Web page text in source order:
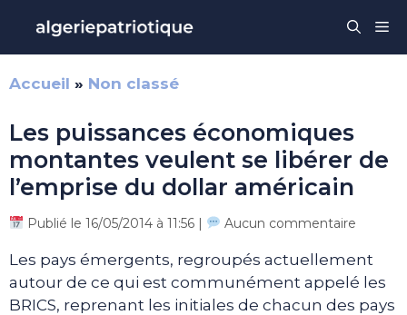
contenu
Accueil » Non classé
Les puissances économiques
montantes veulent se libérer de
l’emprise du dollar américain
Publié le 16/05/2014 à 11:56 | Aucun commentaire
Les pays émergents, regroupés actuellement
autour de ce qui est communément appelé les
BRICS, reprenant les initiales de chacun des pays